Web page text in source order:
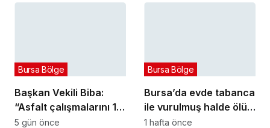
Başkan Vekili Biba:
“Asfalt çalışmalarını 12
kat artırdık”
Bursa Bölge
5 gün önce
Bursa’da evde tabanca
ile vurulmuş halde ölü
bulundu
Bursa Bölge
1 hafta önce